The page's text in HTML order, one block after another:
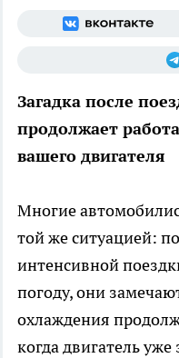
Загадка после
продолжает
вашего двигателя
Многие
той же ситуацией:
интенсивной
погоду, они
охлаждения
когда двигатель